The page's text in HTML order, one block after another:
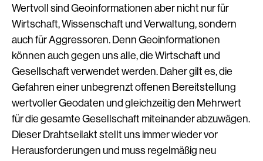
Wertvoll sind Geoinformationen aber nicht nur für
Wirtschaft, Wissenschaft und Verwaltung, sondern
auch für Aggressoren. Denn Geoinformationen
können auch gegen uns alle, die Wirtschaft und
Gesellschaft verwendet werden. Daher gilt es, die
Gefahren einer unbegrenzt offenen Bereitstellung
wertvoller Geodaten und gleichzeitig den Mehrwert
für die gesamte Gesellschaft miteinander abzuwägen.
Dieser Drahtseilakt stellt uns immer wieder vor
Herausforderungen und muss regelmäßig neu